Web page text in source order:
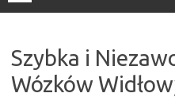
Szybka i
Wózków